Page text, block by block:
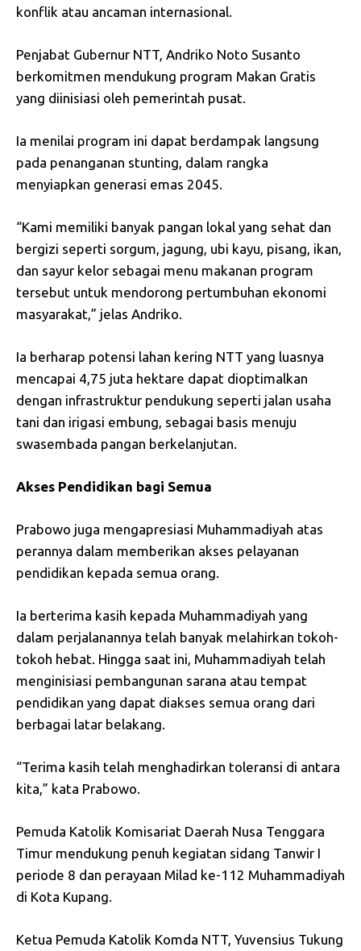
konflik atau ancaman internasional.
Penjabat Gubernur NTT, Andriko Noto Susanto
berkomitmen mendukung program Makan Gratis
yang diinisiasi oleh pemerintah pusat.
Ia menilai program ini dapat berdampak langsung
pada penanganan stunting, dalam rangka
menyiapkan generasi emas 2045.
“Kami memiliki banyak pangan lokal yang sehat dan
bergizi seperti sorgum, jagung, ubi kayu, pisang, ikan,
dan sayur kelor sebagai menu makanan program
tersebut untuk mendorong pertumbuhan ekonomi
masyarakat,” jelas Andriko.
Ia berharap potensi lahan kering NTT yang luasnya
mencapai 4,75 juta hektare dapat dioptimalkan
dengan infrastruktur pendukung seperti jalan usaha
tani dan irigasi embung, sebagai basis menuju
swasembada pangan berkelanjutan.
Akses Pendidikan bagi Semua
Prabowo juga mengapresiasi Muhammadiyah atas
perannya dalam memberikan akses pelayanan
pendidikan kepada semua orang.
Ia berterima kasih kepada Muhammadiyah yang
dalam perjalanannya telah banyak melahirkan tokoh-
tokoh hebat. Hingga saat ini, Muhammadiyah telah
menginisiasi pembangunan sarana atau tempat
pendidikan yang dapat diakses semua orang dari
berbagai latar belakang.
“Terima kasih telah menghadirkan toleransi di antara
kita,” kata Prabowo.
Pemuda Katolik Komisariat Daerah Nusa Tenggara
Timur mendukung penuh kegiatan sidang Tanwir I
periode 8 dan perayaan Milad ke-112 Muhammadiyah
di Kota Kupang.
Ketua Pemuda Katolik Komda NTT, Yuvensius Tukung